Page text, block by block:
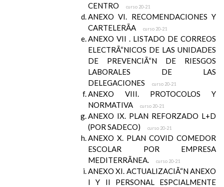
CENTRO
curso 20-21
ANEXO VI. RECOMENDACIONES Y
CARTELERÃA
curso 20-21
ANEXO VII . LISTADO DE CORREOS
ELECTRÃ“NICOS DE LAS UNIDADES
DE PREVENCIÃ“N DE RIESGOS
LABORALES DE LAS
DELEGACIONES
curso 20-21
ANEXO VIII. PROTOCOLOS Y
NORMATIVA
curso 20-21
ANEXO IX. PLAN REFORZADO L+D
(POR SADECO)
curso 20-21
ANEXO X. PLAN COVID COMEDOR
ESCOLAR POR EMPRESA
MEDITERRÃNEA.
curso 20-21
ANEXO XI. ACTUALIZACIÃ“N ANEXO
I Y II PERSONAL ESPCIALMENTE